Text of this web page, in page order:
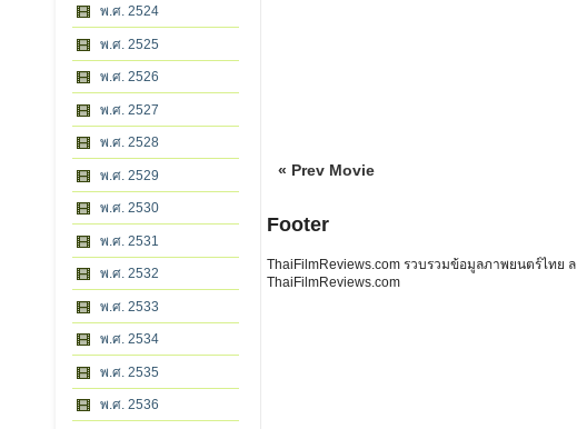
พ.ศ. 2524
พ.ศ. 2525
พ.ศ. 2526
พ.ศ. 2527
พ.ศ. 2528
พ.ศ. 2529
พ.ศ. 2530
พ.ศ. 2531
พ.ศ. 2532
พ.ศ. 2533
พ.ศ. 2534
พ.ศ. 2535
พ.ศ. 2536
« Prev Movie
Footer
ThaiFilmReviews.com รวบรวมข้อมูลภาพยนตร์ไทย
ThaiFilmReviews.com